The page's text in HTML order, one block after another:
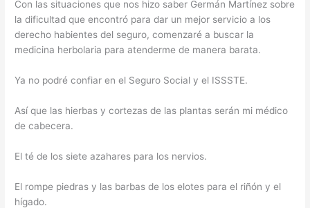
Con las situaciones que nos hizo saber Germán Martínez sobre
la dificultad que encontró para dar un mejor servicio a los
derecho habientes del seguro, comenzaré a buscar la
medicina herbolaria para atenderme de manera barata.
Ya no podré confiar en el Seguro Social y el ISSSTE.
Así que las hierbas y cortezas de las plantas serán mi médico
de cabecera.
El té de los siete azahares para los nervios.
El rompe piedras y las barbas de los elotes para el riñón y el
hígado.